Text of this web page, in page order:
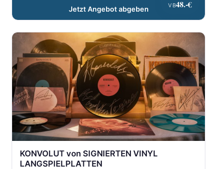
VB48.-€
Jetzt Angebot abgeben
KONVOLUT von SIGNIERTEN VINYL
LANGSPIELPLATTEN